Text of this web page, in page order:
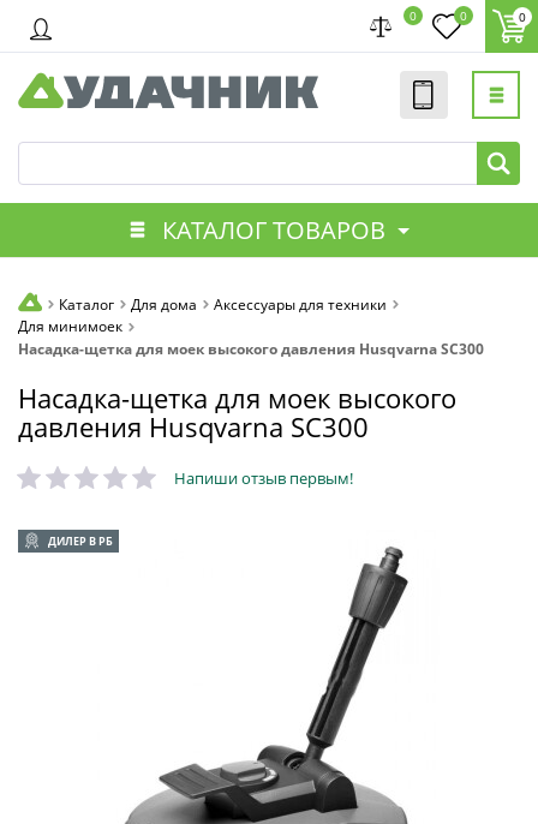
0 0 0
КАТАЛОГ ТОВАРОВ
Каталог Для дома
Аксессуары для техники
Для минимоек
Насадка-щетка для моек высокого давления Husqvarna SC300
Насадка-щетка для моек высокого
давления Husqvarna SC300
Напиши отзыв первым!
ДИЛЕР В РБ